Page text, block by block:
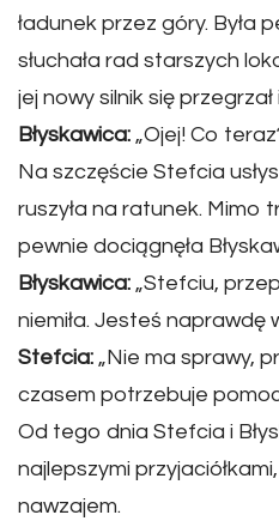
ładunek przez góry. Była
słuchała rad starszych
jej nowy silnik się
Błyskawica: „Ojej! Co
Na szczęście Stefcia
ruszyła na ratunek. Mimo
pewnie dociągnęła
Błyskawica: „Stefciu,
niemiła. Jesteś naprawdę
Stefcia: „Nie ma sprawy,
czasem potrzebuje
Od tego dnia Stefcia i
najlepszymi
nawzajem.